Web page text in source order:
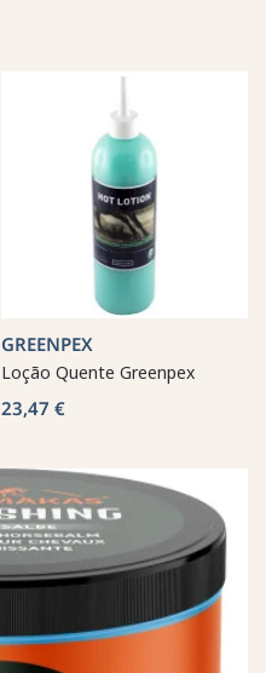
GREENPEX
Loção Quente Greenpex
23,47 €